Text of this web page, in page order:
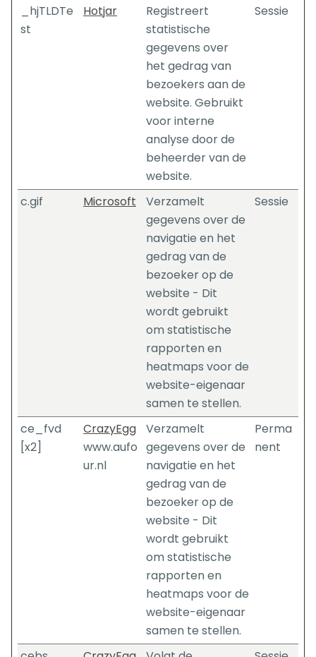
_hjTLDTe
st
Hotjar
Registreert
statistische
gegevens over
het gedrag van
bezoekers aan de
website. Gebruikt
voor interne
analyse door de
beheerder van de
website.
Sessie
c.gif Microsoft
Verzamelt
gegevens over de
navigatie en het
gedrag van de
bezoeker op de
website - Dit
wordt gebruikt
om statistische
rapporten en
heatmaps voor de
website-eigenaar
samen te stellen.
Sessie
ce_fvd
[x2]
CrazyEgg
www.aufo
ur.nl
Verzamelt
gegevens over de
navigatie en het
gedrag van de
bezoeker op de
website - Dit
wordt gebruikt
om statistische
rapporten en
heatmaps voor de
website-eigenaar
samen te stellen.
Perma
nent